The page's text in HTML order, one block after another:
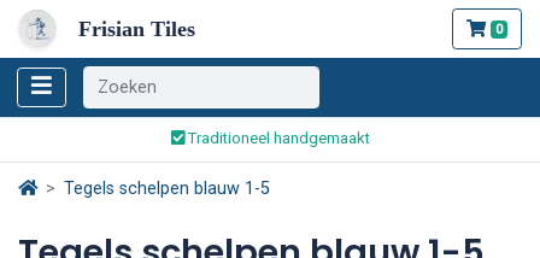
Frisian Tiles 0
Wereldwijde verzending
Traditioneel handgemaakt
Veilig bestellen en betalen
Wereldwijde verzending
Tegels schelpen blauw 1-5